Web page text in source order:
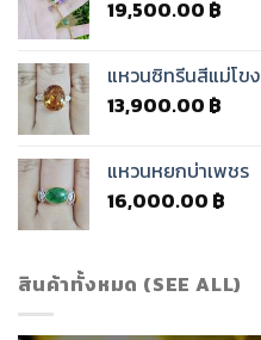
19,500.00 ฿
แหวนซิทรีนสีแม่โขง
13,900.00 ฿
แหวนหยกบ่าเพชร
16,000.00 ฿
สินค้าทั้งหมด (SEE ALL)